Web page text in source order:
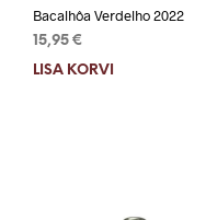
Bacalhôa Verdelho 2022
15,95 €
LISA KORVI